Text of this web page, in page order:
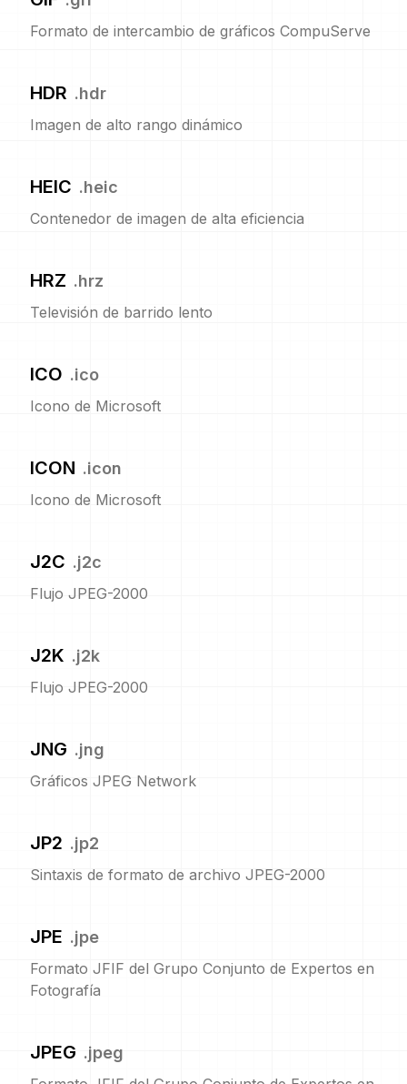
Formato de intercambio de gráficos CompuServe
HDR .hdr
Imagen de alto rango dinámico
HEIC .heic
Contenedor de imagen de alta eficiencia
HRZ .hrz
Televisión de barrido lento
ICO .ico
Icono de Microsoft
ICON .icon
Icono de Microsoft
J2C .j2c
Flujo JPEG-2000
J2K .j2k
Flujo JPEG-2000
JNG .jng
Gráficos JPEG Network
JP2 .jp2
Sintaxis de formato de archivo JPEG-2000
JPE .jpe
Formato JFIF del Grupo Conjunto de Expertos en
Fotografía
JPEG .jpeg